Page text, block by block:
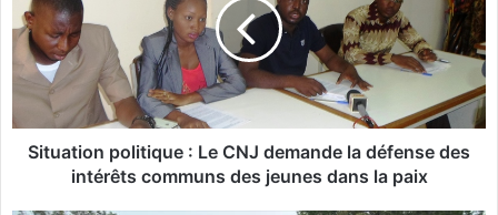
a
n
Situation politique : Le CNJ demande la défense des
intérêts communs des jeunes dans la paix